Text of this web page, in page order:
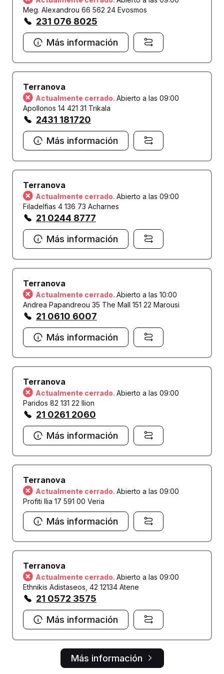
Meg. Alexandrou 66 562 24 Evosmos
231 076 8025
Más información
Terranova
Actualmente cerrado. Abierto a las 09:00
Apollonos 14 421 31 Trikala
2431 181720
Más información
Terranova
Actualmente cerrado. Abierto a las 09:00
Filadelfias 4 136 73 Acharnes
21 0244 8777
Más información
Terranova
Actualmente cerrado. Abierto a las 10:00
Andrea Papandreou 35 The Mall 151 22 Marousi
21 0610 6007
Más información
Terranova
Actualmente cerrado. Abierto a las 09:00
Paridos 82 131 22 Ilion
21 0261 2060
Más información
Terranova
Actualmente cerrado. Abierto a las 09:00
Profiti Ilia 17 591 00 Veria
Más información
Terranova
Actualmente cerrado. Abierto a las 09:00
Ethnikis Adistaseos, 42 12134 Atene
21 0572 3575
Más información
Más información